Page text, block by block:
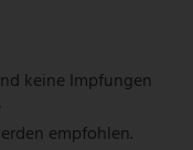
keine Impfungen
empfohlen.